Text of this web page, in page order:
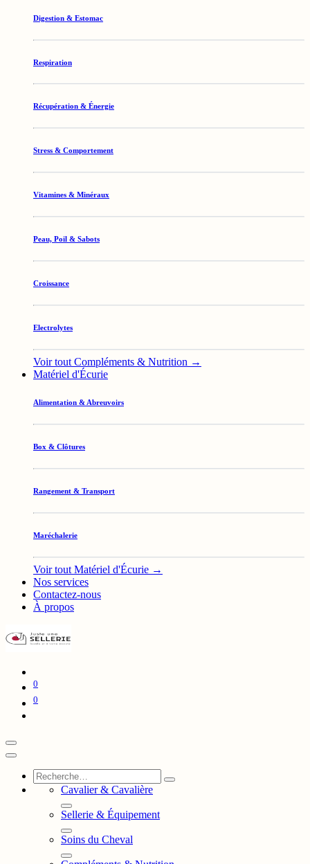
Digestion & Estomac
Respiration
Récupération & Énergie
Stress & Comportement
Vitamines & Minéraux
Peau, Poil & Sabots
Croissance
Electrolytes
Voir tout Compléments & Nutrition →
Matériel d'Écurie
Alimentation & Abreuvoirs
Box & Clôtures
Rangement & Transport
Maréchalerie
Voir tout Matériel d'Écurie →
Nos services
Contactez-nous
À propos
0
0
Cavalier & Cavalière
Sellerie & Équipement
Soins du Cheval